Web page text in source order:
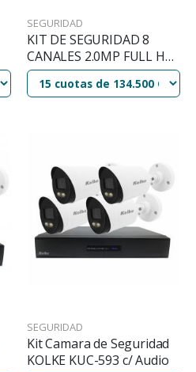
SEGURIDAD
KIT DE SEGURIDAD 8
CANALES 2.0MP FULL HD
1080N KUK-402
SEGURIDAD
Kit Camara de Seguridad
KOLKE KUC-593 c/ Audio